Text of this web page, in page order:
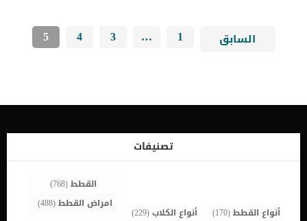
السابق 1
…
3
4
5
تصنيفات
أنواع القطط(170) أنواع الكلاب(229)
القطط(768)
امراض القطط(488)